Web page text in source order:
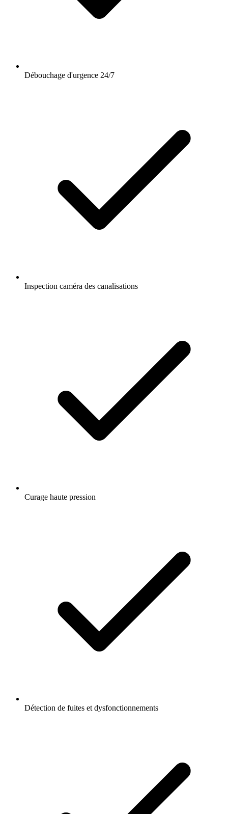
Débouchage d'urgence 24/7
Inspection caméra des canalisations
Curage haute pression
Détection de fuites et dysfonctionnements